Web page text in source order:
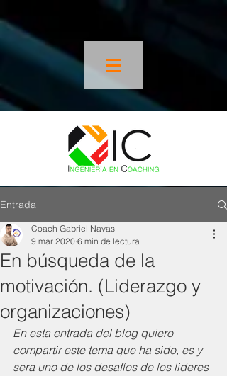
Entrada
En búsqueda de la
motivación. (Liderazgo y
organizaciones)
Coach Gabriel Navas
9 mar 2020 6 min de lectura
En esta entrada del blog quiero
compartir este tema que ha sido, es y
sera uno de los desafíos de los lideres